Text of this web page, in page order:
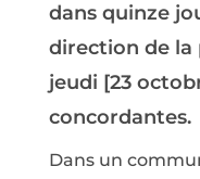
dans quinze
direction de la
jeudi [23
concordantes.
Dans un